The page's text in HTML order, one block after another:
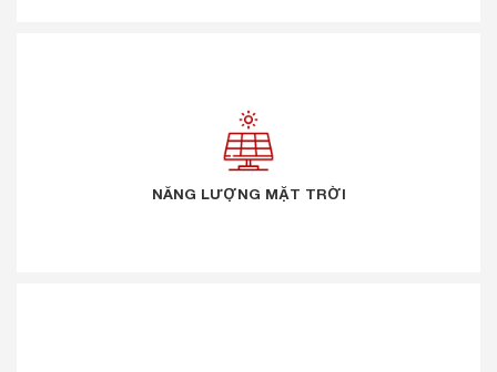
NĂNG LƯỢNG MẶT TRỜI
NĂNG LƯỢNG MẶT TRỜI